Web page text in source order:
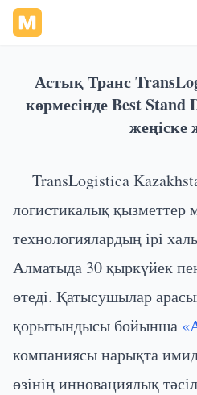
Астық Транс
көрмесінде Best
жеңіске
TransLogistica
логистикалық қызметтер
технологиялардың ірі
Алматыда 30 қыркүйек
өтеді. Қатысушылар
қорытындысы бойынша
компаниясы нарықта
өзінің инновациялық